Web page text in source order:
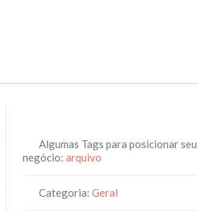
Algumas Tags para posicionar seu
negócio:arquivo
Categoria:Geral